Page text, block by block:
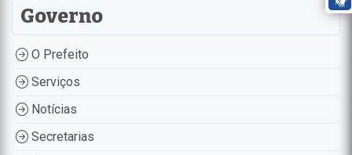
Governo
O Prefeito
Serviços
Notícias
Secretarias